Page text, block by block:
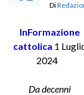
Di
InFormazione
cattolica 1
2024
Da decenni